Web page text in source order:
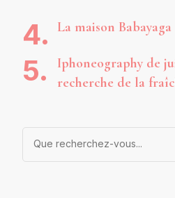
La maison Babayaga
Iphoneography de
recherche de la
Vous